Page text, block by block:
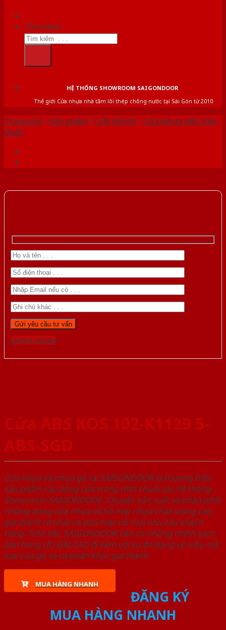
Tìm kiếm:
HỆ THỐNG SHOWROOM SAIGONDOOR
Thế giới Cửa nhựa nhà tắm lõi thép chống nước tại Sài Gòn từ 2010
Trang chủ /Sản phẩm /CỬA NHỰA/Cửa Nhựa ABS Hàn
Quốc
Gọi 0976.169.864
Cửa ABS KOS 102-K1129 5-
ABS-SGD
Cửa nhựa và nhựa gỗ tại SAIGONDOOR là thương hiệu
sản phẩm các dòng cửa trong một chuỗi các hệ thống
Showroom SAIGONDOOR. Chuyên sản xuất và phân phối
những dòng cửa nhựa và hỗ hợp nhựa chất lượng cao,
giá thành rẻ nhất và phù hợp với mọi nhu cầu khách
hàng. Trên hết, SAIGONDOOR còn có những chính sách
bán hàng ƯU ĐÃI CAO đi kèm với sự đa dạng về mẫu mã,
loại cửa gỗ và cả phân khúc giá thành.
MUA HÀNG NHANH
ĐĂNG KÝ
MUA HÀNG NHANH